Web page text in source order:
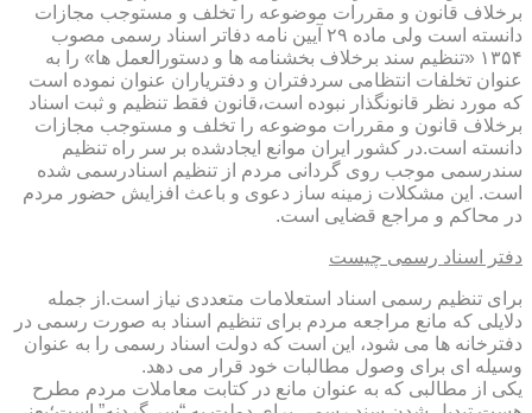
برخلاف قانون و مقررات موضوعه را تخلف و مستوجب مجازات
دانسته است ولی ماده ۲۹ آیین نامه دفاتر اسناد رسمی مصوب
۱۳۵۴ «تنظیم سند برخلاف بخشنامه ها و دستورالعمل ها» را به
عنوان تخلفات انتظامی سردفتران و دفتریاران عنوان نموده است
که مورد نظر قانونگذار نبوده است،قانون فقط تنظیم و ثبت اسناد
برخلاف قانون و مقررات موضوعه را تخلف و مستوجب مجازات
دانسته است.در کشور ایران موانع ایجادشده بر سر راه تنظیم
سندرسمی موجب روی گردانی مردم از تنظیم اسنادرسمی شده
است. این مشکلات زمینه ساز دعوی و باعث افزایش حضور مردم
در محاکم و مراجع قضایی است.
دفتر اسناد رسمی چیست
برای تنظیم رسمی اسناد استعلامات متعددی نیاز است.از جمله
دلایلی که مانع مراجعه مردم برای تنظیم اسناد به صورت رسمی در
دفترخانه ها می شود، این است که دولت اسناد رسمی را به عنوان
وسیله ای برای وصول مطالبات خود قرار می دهد.
یکی از مطالبی که به عنوان مانع در کتابت معاملات مردم مطرح